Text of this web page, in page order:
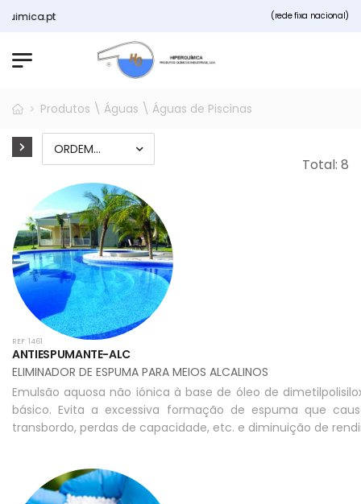
(rede fixa nacional)
Produtos \ Águas \ Águas de Piscinas
Total: 8
REF: 1461
ANTIESPUMANTE-ALC
ELIMINADOR DE ESPUMA PARA MEIOS ALCALINOS
Emulsão aquosa não iónica à base de óleo de
básico. Evita a excessiva formação de espuma que
transbordo, perdas de capacidade, etc. e diminuição de